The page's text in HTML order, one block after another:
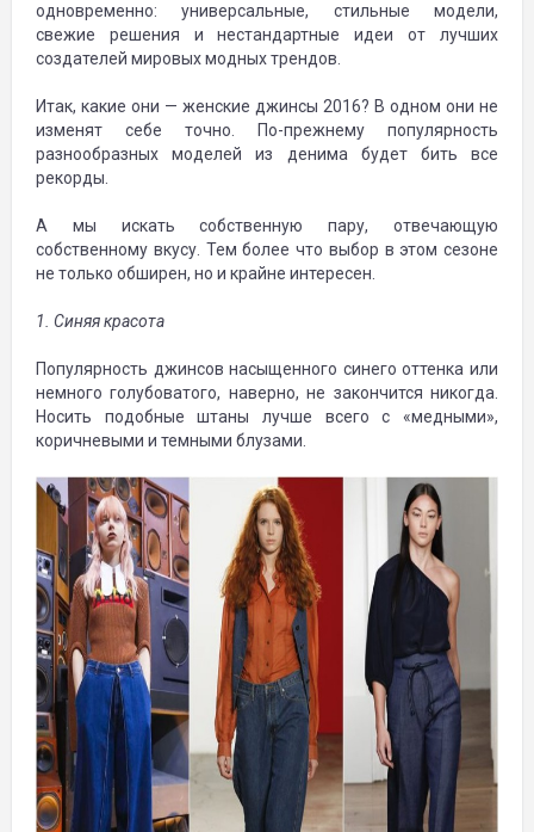
одновременно: универсальные, стильные модели,
свежие решения и нестандартные идеи от лучших
создателей мировых модных трендов.
Итак, какие они — женские джинсы 2016? В одном они не
изменят себе точно. По-прежнему популярность
разнообразных моделей из денима будет бить все
рекорды.
А мы искать собственную пару, отвечающую
собственному вкусу. Тем более что выбор в этом сезоне
не только обширен, но и крайне интересен.
1. Синяя красота
Популярность джинсов насыщенного синего оттенка или
немного голубоватого, наверно, не закончится никогда.
Носить подобные штаны лучше всего с «медными»,
коричневыми и темными блузами.